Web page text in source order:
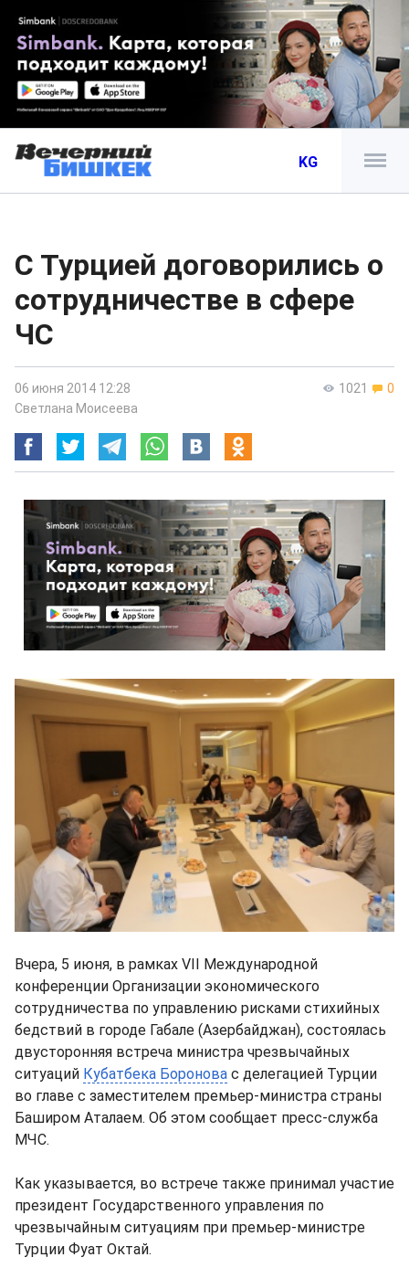
KG
С Турцией договорились о
сотрудничестве в сфере
ЧС
1021 0
06 июня 2014 12:28
Светлана Моисеева
Вчера, 5 июня, в рамках VII Международной
конференции Организации экономического
сотрудничества по управлению рисками стихийных
бедствий в городе Габале (Азербайджан), состоялась
двусторонняя встреча министра чрезвычайных
ситуаций Кубатбека Боронова с делегацией Турции
во главе с заместителем премьер-министра страны
Баширом Аталаем. Об этом сообщает пресс-служба
МЧС.
Как указывается, во встрече также принимал участие
президент Государственного управления по
чрезвычайным ситуациям при премьер-министре
Турции Фуат Октай.